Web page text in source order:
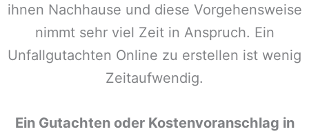
ihnen Nachhause und diese Vorgehensweise
nimmt sehr viel Zeit in Anspruch. Ein
Unfallgutachten Online zu erstellen ist wenig
Zeitaufwendig.
Ein Gutachten oder Kostenvoranschlag in